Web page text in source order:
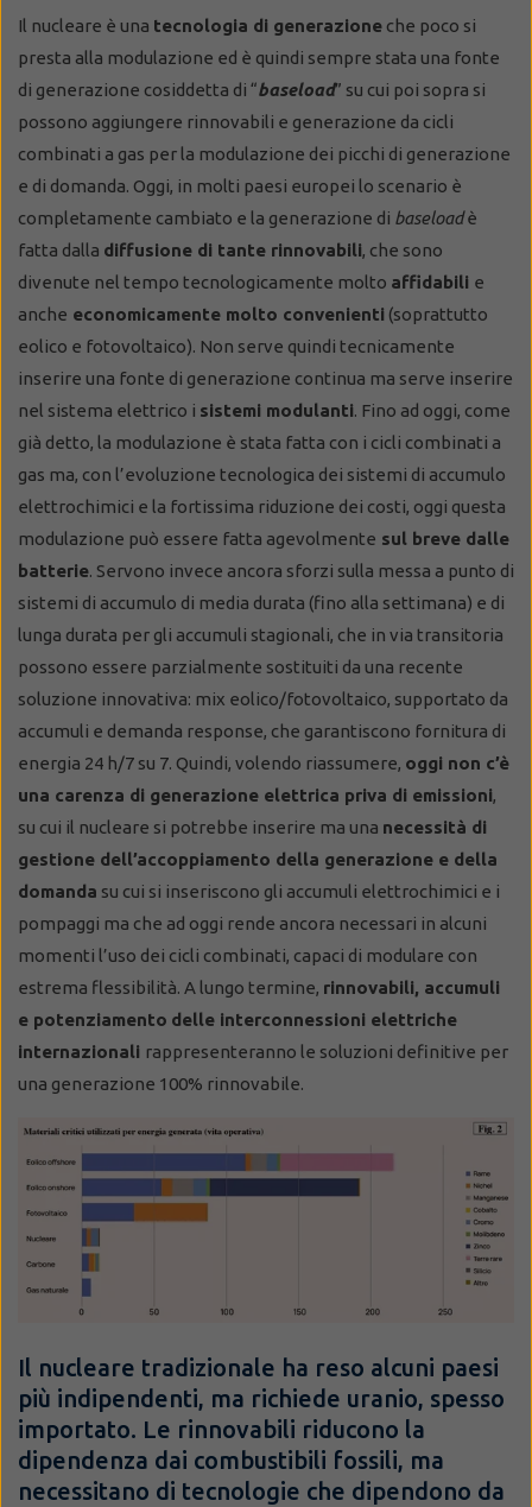
Il nucleare è una tecnologia di generazione che poco si
presta alla modulazione ed è quindi sempre stata una fonte
di generazione cosiddetta di “baseload” su cui poi sopra si
possono aggiungere rinnovabili e generazione da cicli
combinati a gas per la modulazione dei picchi di generazione
e di domanda. Oggi, in molti paesi europei lo scenario è
completamente cambiato e la generazione di baseloadè
fatta dalla diffusione di tante rinnovabili, che sono
divenute nel tempo tecnologicamente molto affidabili e
anche economicamente molto convenienti (soprattutto
eolico e fotovoltaico). Non serve quindi tecnicamente
inserire una fonte di generazione continua ma serve inserire
nel sistema elettrico i sistemi modulanti. Fino ad oggi, come
già detto, la modulazione è stata fatta con i cicli combinati a
gas ma, con l’evoluzione tecnologica dei sistemi di accumulo
elettrochimici e la fortissima riduzione dei costi, oggi questa
modulazione può essere fatta agevolmente sul breve dalle
batterie. Servono invece ancora sforzi sulla messa a punto di
sistemi di accumulo di media durata (fino alla settimana) e di
lunga durata per gli accumuli stagionali, che in via transitoria
possono essere parzialmente sostituiti da una recente
soluzione innovativa: mix eolico/fotovoltaico, supportato da
accumuli e demanda response, che garantiscono fornitura di
energia 24 h/7 su 7. Quindi, volendo riassumere, oggi non c’è
una carenza di generazione elettrica priva di emissioni,
su cui il nucleare si potrebbe inserire ma una necessità di
gestione dell’accoppiamento della generazione e della
domanda su cui si inseriscono gli accumuli elettrochimici e i
pompaggi ma che ad oggi rende ancora necessari in alcuni
momenti l’uso dei cicli combinati, capaci di modulare con
estrema flessibilità. A lungo termine, rinnovabili, accumuli
e potenziamento delle interconnessioni elettriche
internazionali rappresenteranno le soluzioni definitive per
una generazione 100% rinnovabile.
Il nucleare tradizionale ha reso alcuni paesi
più indipendenti, ma richiede uranio, spesso
importato. Le rinnovabili riducono la
dipendenza dai combustibili fossili, ma
necessitano di tecnologie che dipendono da